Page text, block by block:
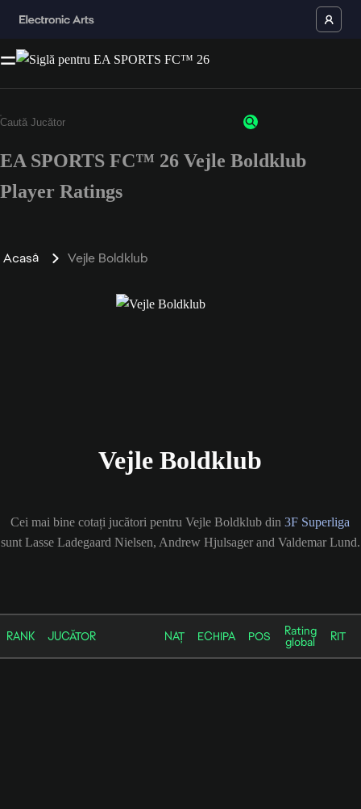
EA SPORTS FC™ 26 Vejle Boldklub
Player Ratings
Acasă Vejle Boldklub
Vejle Boldklub
Cei mai bine cotați jucători pentru Vejle Boldklub din3F Superliga
sunt Lasse Ladegaard Nielsen, Andrew Hjulsager and Valdemar Lund.
RANK JUCĂTOR NAȚ ECHIPA POS Rating
global RIT